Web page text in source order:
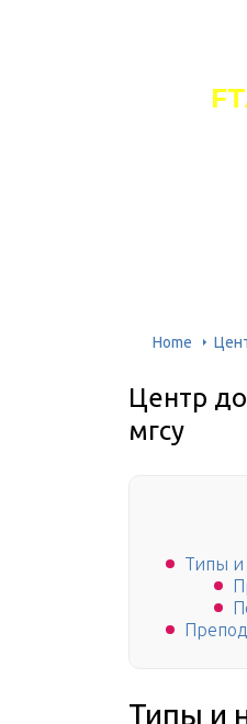
Home
Центр
мгсу
Типы и
Типы и